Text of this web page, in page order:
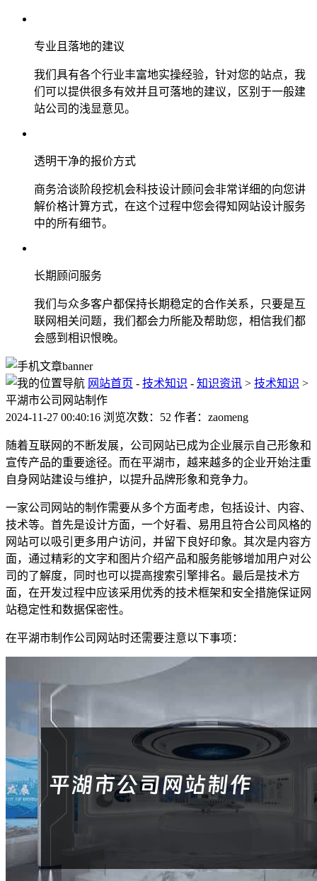
专业且落地的建议
我们具有各个行业丰富地实操经验，针对您的站点，我
们可以提供很多有效并且可落地的建议，区别于一般建
站公司的浅显意见。
透明干净的报价方式
商务洽谈阶段挖机会科技设计顾问会非常详细的向您讲
解价格计算方式，在这个过程中您会得知网站设计服务
中的所有细节。
长期顾问服务
我们与众多客户都保持长期稳定的合作关系，只要是互
联网相关问题，我们都会力所能及帮助您，相信我们都
会感到相识恨晚。
网站首页 - 技术知识 - 知识资讯 > 技术知识 >
平湖市公司网站制作
2024-11-27 00:40:16 浏览次数：52 作者：zaomeng
随着互联网的不断发展，公司网站已成为企业展示自己形象和
宣传产品的重要途径。而在平湖市，越来越多的企业开始注重
自身网站建设与维护，以提升品牌形象和竞争力。
一家公司网站的制作需要从多个方面考虑，包括设计、内容、
技术等。首先是设计方面，一个好看、易用且符合公司风格的
网站可以吸引更多用户访问，并留下良好印象。其次是内容方
面，通过精彩的文字和图片介绍产品和服务能够增加用户对公
司的了解度，同时也可以提高搜索引擎排名。最后是技术方
面，在开发过程中应该采用优秀的技术框架和安全措施保证网
站稳定性和数据保密性。
在平湖市制作公司网站时还需要注意以下事项：